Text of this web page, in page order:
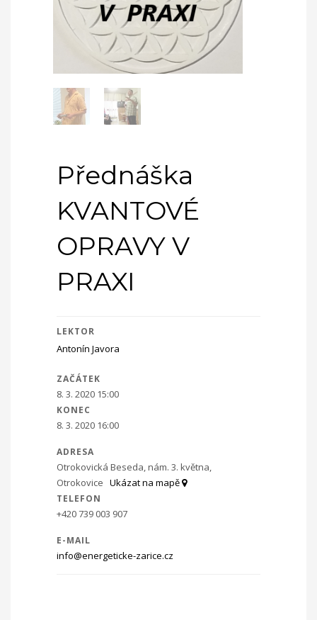
Přednáška
KVANTOVÉ
OPRAVY V
PRAXI
LEKTOR
Antonín Javora
ZAČÁTEK
8. 3. 2020 15:00
KONEC
8. 3. 2020 16:00
ADRESA
Otrokovická Beseda, nám. 3. května,
Otrokovice Ukázat na mapě
TELEFON
+420 739 003 907
E-MAIL
info@energeticke-zarice.cz